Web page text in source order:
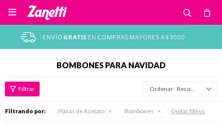

BOMBONES PARA NAVIDAD
Recomendados
Filtrando por: Placas de Acetato Bombones Quitar filtros